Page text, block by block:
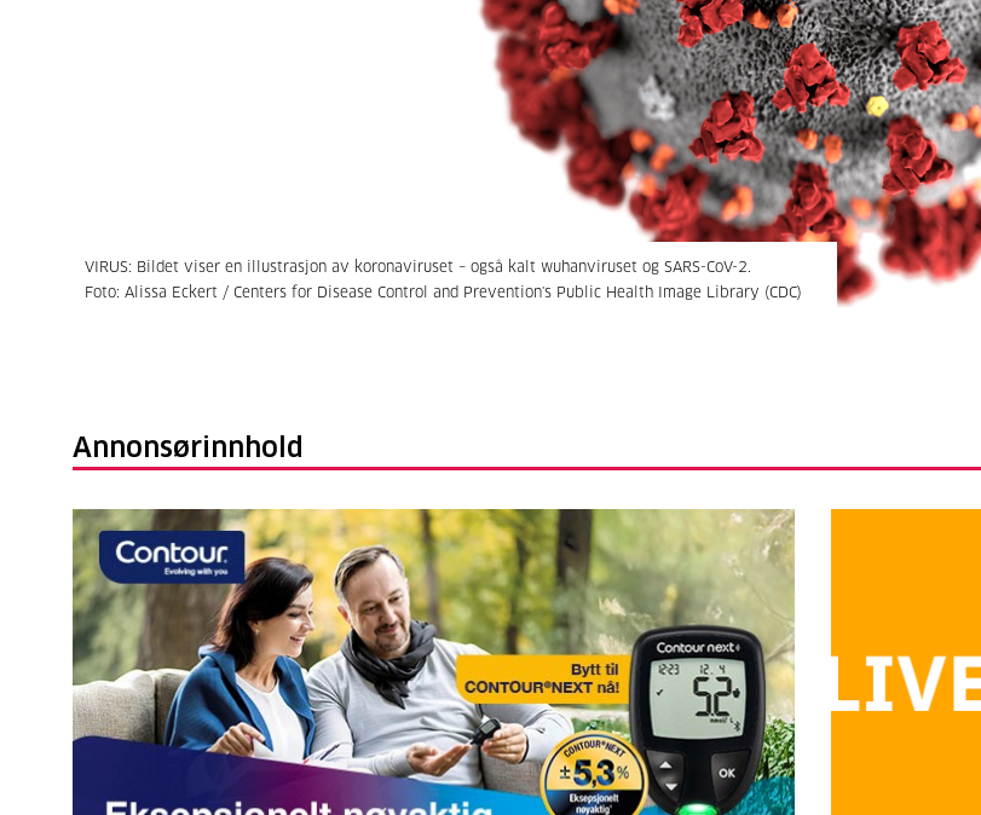
VIRUS: Bildet viser en illustrasjon av koronaviruset – også kalt wuhanviruset og SARS-CoV-2.
Foto: Alissa Eckert / Centers for Disease Control and Prevention's Public Health Image Library (CDC)
Annonsørinnhold